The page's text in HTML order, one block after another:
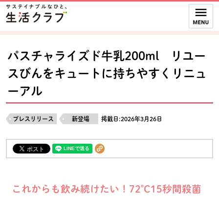
ページの先頭です。
本文へジャンプする。
ここからサイト内共通メニューです。
サイト内共通メニューをスキップする
サイト内共通メニューここまで。
パスチャライズド牛乳200ml リユー
スびんをキュートに持ちやすくリニュ
ーアル
プレスリリース 新登場 掲載日:2026年3月26日
これからも飲み続けたい！72℃15秒間殺菌